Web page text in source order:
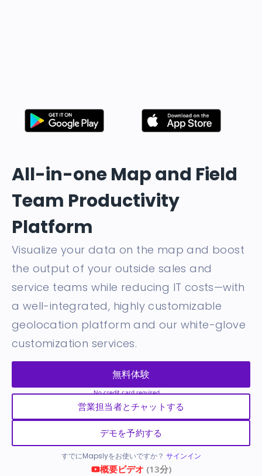
All-in-one Map and Field
Team Productivity
Platform
Visualize your data on the map and boost
the output of your outside sales and
service teams while reducing IT costs—with
a well-integrated, highly customizable
geolocation platform and our white-glove
customization services.
無料体験
営業担当者とチャットする
デモを予約する
すでにMapslyをお使いですか？ サインイン
概要ビデオ (13分)